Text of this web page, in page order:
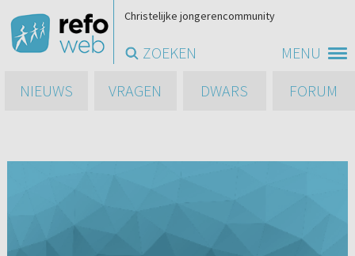
MENU
Christelijke jongerencommunity
ZOEKEN
NIEUWS
VRAGEN DWARS FORUM